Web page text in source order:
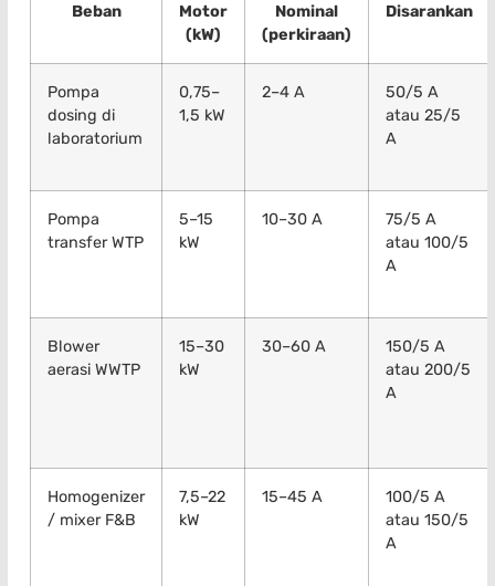
Beban
Motor
(kW)
Nominal
(perkiraan)
Disarankan
Pompa
dosing di
laboratorium
0,75–
1,5 kW
2–4 A
50/5 A
atau 25/5
A
Pompa
transfer WTP
5–15
kW
10–30 A
75/5 A
atau 100/5
A
Blower
aerasi WWTP
15–30
kW
30–60 A
150/5 A
atau 200/5
A
Homogenizer
/ mixer F&B
7,5–22
kW
15–45 A
100/5 A
atau 150/5
A